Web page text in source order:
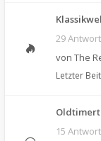
29
von The
Letzter
15